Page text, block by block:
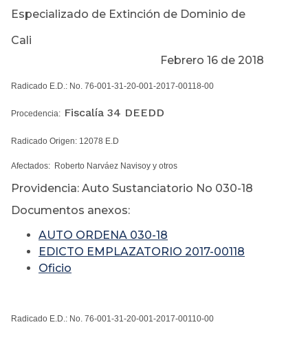
Especializado de Extinción de Dominio de
Cali
Febrero 16 de 2018
Radicado E.D.: No. 76-001-31-20-001-2017-00118-00
Procedencia: Fiscalía 34 DEEDD
Radicado Origen: 12078 E.D
Afectados: Roberto Narváez Navisoy y otros
Providencia: Auto Sustanciatorio No 030-18
Documentos anexos:
AUTO ORDENA 030-18
EDICTO EMPLAZATORIO 2017-00118
Oficio
Radicado E.D.: No. 76-001-31-20-001-2017-00110-00